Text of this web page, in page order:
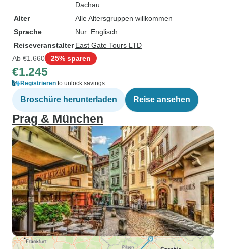
Dachau
Alter
Alle Altersgruppen willkommen
Sprache
Nur: Englisch
Reiseveranstalter East Gate Tours LTD
Ab €1.660 25% sparen
€1.245
Registrieren to unlock savings
Broschüre herunterladen Reise ansehen
Prag & München